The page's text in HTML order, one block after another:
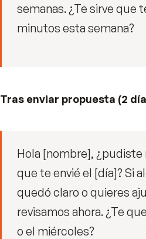
semanas. ¿Te sirve que
minutos esta semana?
Tras enviar propuesta (2
Hola [nombre], ¿pudiste
que te envié el [día]? Si
quedó claro o quieres
revisamos ahora. ¿Te
o el miércoles?